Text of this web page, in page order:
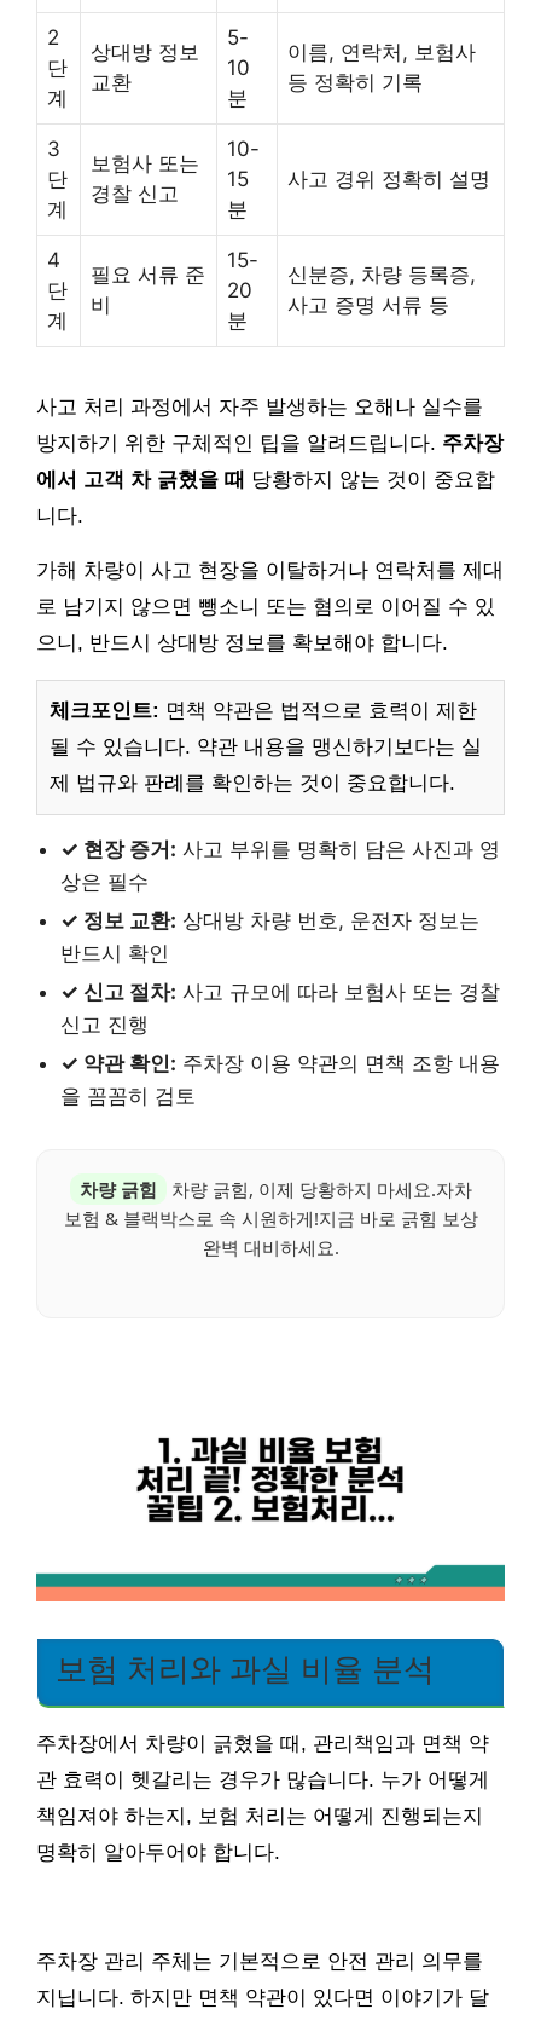
2
단
계
상대방 정보
교환
5-
10
분
이름, 연락처, 보험사
등 정확히 기록
3
단
계
보험사 또는
경찰 신고
10-
15
분
사고 경위 정확히 설명
4
단
계
필요 서류 준
비
15-
20
분
신분증, 차량 등록증,
사고 증명 서류 등
사고 처리 과정에서 자주 발생하는 오해나 실수를
방지하기 위한 구체적인 팁을 알려드립니다. 주차장
에서 고객 차 긁혔을 때 당황하지 않는 것이 중요합
니다.
가해 차량이 사고 현장을 이탈하거나 연락처를 제대
로 남기지 않으면 뺑소니 또는 혐의로 이어질 수 있
으니, 반드시 상대방 정보를 확보해야 합니다.
체크포인트: 면책 약관은 법적으로 효력이 제한
될 수 있습니다. 약관 내용을 맹신하기보다는 실
제 법규와 판례를 확인하는 것이 중요합니다.
✓ 현장 증거: 사고 부위를 명확히 담은 사진과 영
상은 필수
✓ 정보 교환: 상대방 차량 번호, 운전자 정보는
반드시 확인
✓ 신고 절차: 사고 규모에 따라 보험사 또는 경찰
신고 진행
✓ 약관 확인: 주차장 이용 약관의 면책 조항 내용
을 꼼꼼히 검토
차량 긁힘
차량 긁힘, 이제 당황하지 마세요.자차
보험 & 블랙박스로 속 시원하게!지금 바로 긁힘 보상
완벽 대비하세요.
보험 처리와 과실 비율 분석
주차장에서 차량이 긁혔을 때, 관리책임과 면책 약
관 효력이 헷갈리는 경우가 많습니다. 누가 어떻게
책임져야 하는지, 보험 처리는 어떻게 진행되는지
명확히 알아두어야 합니다.
주차장 관리 주체는 기본적으로 안전 관리 의무를
지닙니다. 하지만 면책 약관이 있다면 이야기가 달